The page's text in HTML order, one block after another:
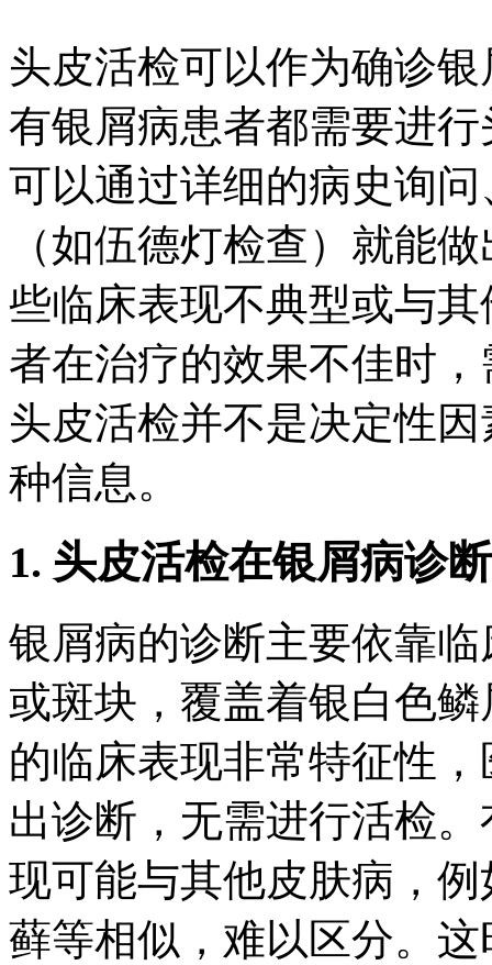
头皮活检可以作为确诊
有银屑病患者都需要进
可以通过详细的病史询
（如伍德灯检查）就能
些临床表现不典型或与
者在治疗的效果不佳时
头皮活检并不是决定性
种信息。
1. 头皮活检在银屑病诊
银屑病的诊断主要依靠
或斑块，覆盖着银白色
的临床表现非常特征性
出诊断，无需进行活检
现可能与其他皮肤病，
藓等相似，难以区分。